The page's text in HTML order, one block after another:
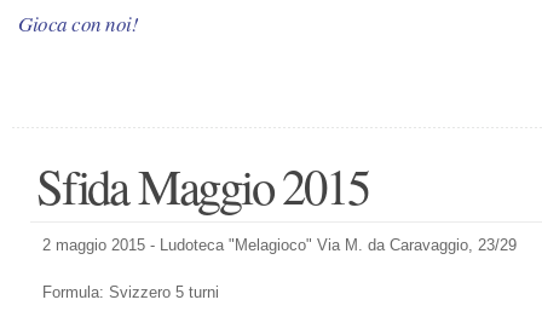
Gioca con noi!
Sfida Maggio 2015
2 maggio 2015 - Ludoteca "Melagioco" Via M. da Caravaggio, 23/29
Formula: Svizzero 5 turni